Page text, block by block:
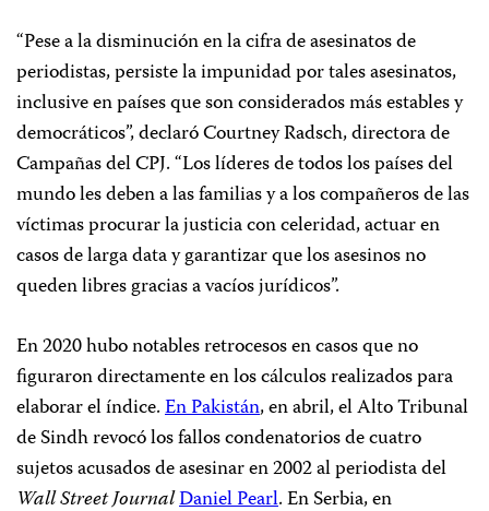
“Pese a la disminución en la cifra de asesinatos de
periodistas, persiste la impunidad por tales asesinatos,
inclusive en países que son considerados más estables y
democráticos”, declaró Courtney Radsch, directora de
Campañas del CPJ. “Los líderes de todos los países del
mundo les deben a las familias y a los compañeros de las
víctimas procurar la justicia con celeridad, actuar en
casos de larga data y garantizar que los asesinos no
queden libres gracias a vacíos jurídicos”.
En 2020 hubo notables retrocesos en casos que no
figuraron directamente en los cálculos realizados para
elaborar el índice.En Pakistán, en abril, el Alto Tribunal
de Sindh revocó los fallos condenatorios de cuatro
sujetos acusados de asesinar en 2002 al periodista del
Wall Street JournalDaniel Pearl. En Serbia, en